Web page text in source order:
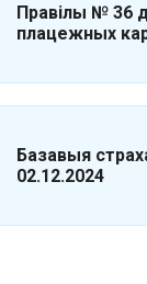
Правілы № 36
плацежных
Базавыя
02.12.2024